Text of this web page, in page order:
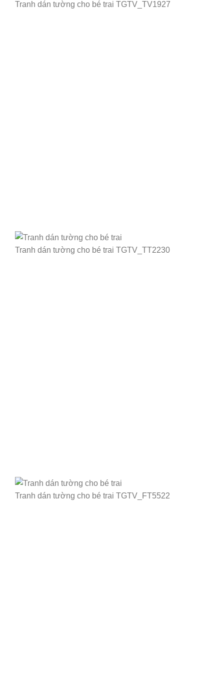
Tranh dán tường cho bé trai TGTV_TV1927
Tranh dán tường cho bé trai TGTV_TT2230
Tranh dán tường cho bé trai TGTV_FT5522